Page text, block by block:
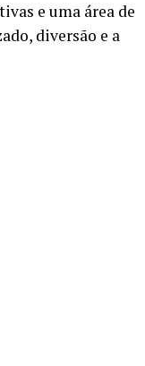
e uma área de
diversão e a